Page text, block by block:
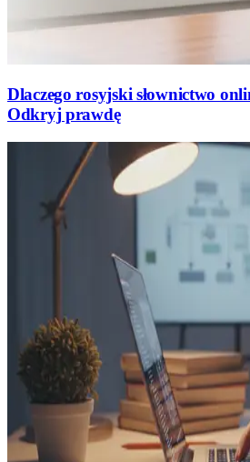
Dlaczego rosyjski słownictwo
Odkryj prawdę